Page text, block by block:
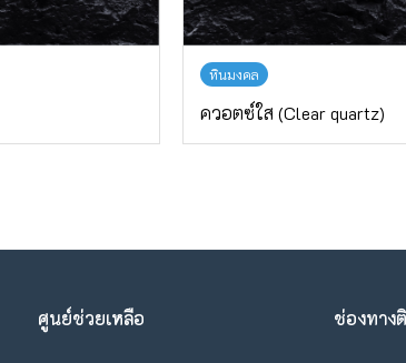
หินมงคล
ควอตซ์ใส (Clear quartz)
ศูนย์ช่วยเหลือ ช่องทาง